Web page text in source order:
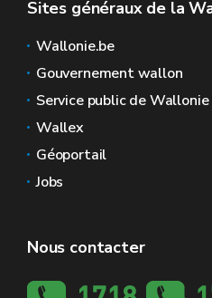
Sites généraux de la
Wallonie.be
Gouvernement wallon
Service public de Wallonie
Wallex
Géoportail
Jobs
Nous contacter